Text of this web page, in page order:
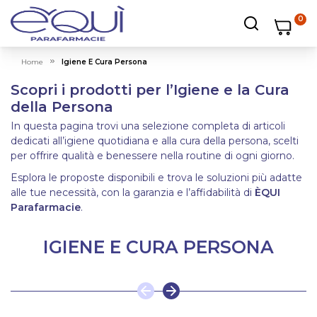
ApriCarrello
Carrello
0
Home Igiene E Cura Persona
Scopri i prodotti per l’Igiene e la Cura
della Persona
In questa pagina trovi una selezione completa di articoli
dedicati all’igiene quotidiana e alla cura della persona, scelti
per offrire qualità e benessere nella routine di ogni giorno.
Esplora le proposte disponibili e trova le soluzioni più adatte
alle tue necessità, con la garanzia e l’affidabilità di ÈQUI
Parafarmacie.
IGIENE E CURA PERSONA